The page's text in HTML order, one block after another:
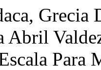
Grecia
Abril
Para